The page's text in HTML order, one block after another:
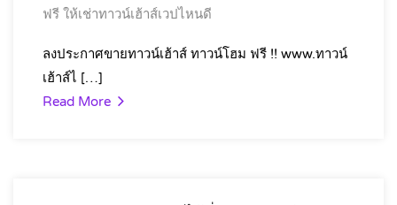
ฟรี ให้เช่าทาวน์เฮ้าส์เวปไหนดี
ลงประกาศขายทาวน์เฮ้าส์ ทาวน์โฮม ฟรี !! www.ทาวน์
เฮ้าส์ไ […]
Read More